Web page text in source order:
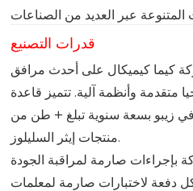
قدرات التصنيع
كيما كيميكال على أحدث مرافق
متقدمة وأنظمة آلية. تتميز قاعدة
في زيبو بسعة سنوية تبلغ + طن من
منتجات إيثر السليلوز.
بإجراءات صارمة لمراقبة الجودة
دفعة لاختبارات صارمة لمعلمات